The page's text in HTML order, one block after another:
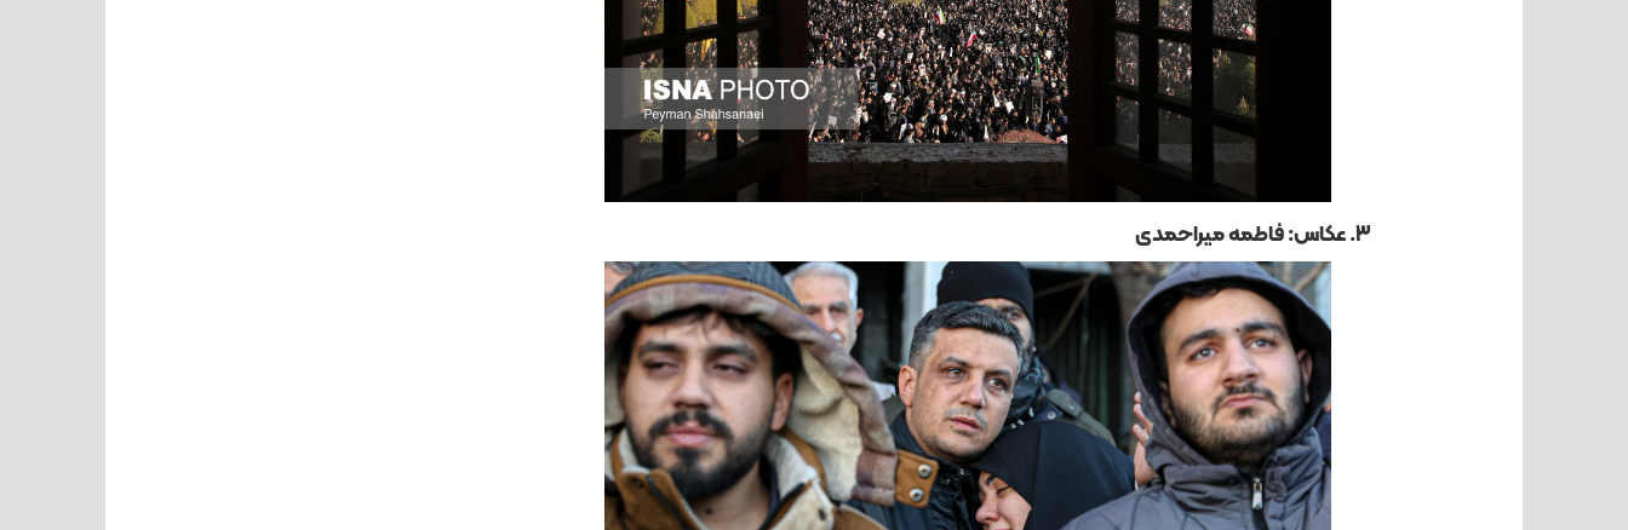
3. عکاس: فاطمه میراحمدی